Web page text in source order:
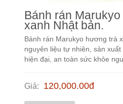
Bánh rán
xanh Nhật bản.
Bánh rán Marukyo hương trà
nguyên liệu tự nhiên, sản
hiện đại, an toàn sức khỏe
Giá: 120,000.00đ